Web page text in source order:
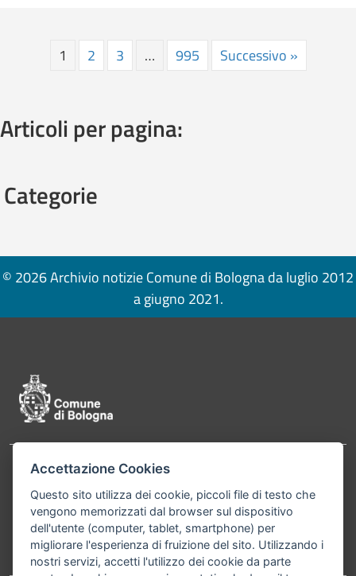
1 2 3 … 995 Successivo »
Articoli per pagina:
Categorie
© 2026 Archivio notizie Comune di Bologna da luglio 2012
a giugno 2021.
Contatti
Bologna P.Iva 01232710374 Cod. IBAN: IT 88 R
02008 02435 000020067156
Telefono:051203040
Accettazione Cookies
Questo sito utilizza dei cookie, piccoli file di testo che
vengono memorizzati dal browser sul dispositivo
dell'utente (computer, tablet, smartphone) per
migliorare l'esperienza di fruizione del sito. Utilizzando i
nostri servizi, accetti l'utilizzo dei cookie da parte